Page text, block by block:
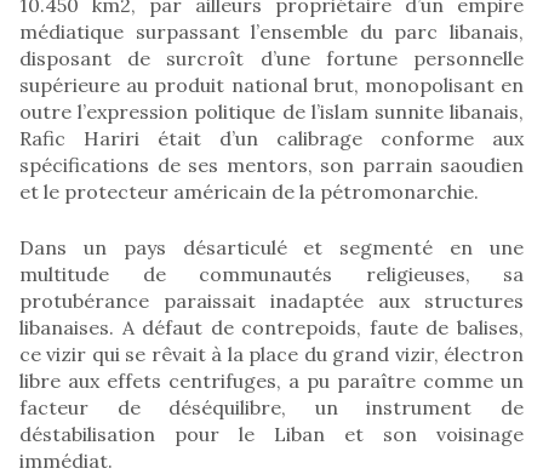
médiatique surpassant l’ensemble du parc libanais,
disposant de surcroît d’une fortune personnelle
supérieure au produit national brut, monopolisant en
outre l’expression politique de l’islam sunnite libanais,
Rafic Hariri était d’un calibrage conforme aux
spécifications de ses mentors, son parrain saoudien
et le protecteur américain de la pétromonarchie.
Dans un pays désarticulé et segmenté en une
multitude de communautés religieuses, sa
protubérance paraissait inadaptée aux structures
libanaises. A défaut de contrepoids, faute de balises,
ce vizir qui se rêvait à la place du grand vizir, électron
libre aux effets centrifuges, a pu paraître comme un
facteur de déséquilibre, un instrument de
déstabilisation pour le Liban et son voisinage
immédiat.